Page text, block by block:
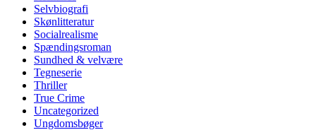
Selvbiografi
Skønlitteratur
Socialrealisme
Spændingsroman
Sundhed & velvære
Tegneserie
Thriller
True Crime
Uncategorized
Ungdomsbøger